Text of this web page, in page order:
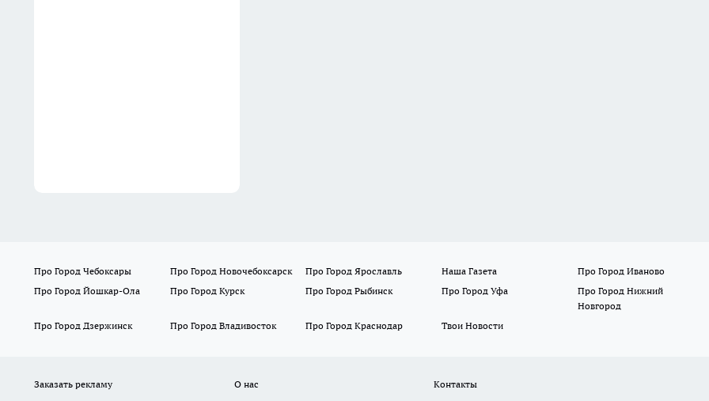
Про Город Чебоксары Про Город Новочебоксарск Про Город Ярославль Наша Газета
Про Город Иваново
Про Город Йошкар-Ола
Про Город Курск Про Город Рыбинск Про Город Уфа
Про Город Нижний
Новгород
Про Город Дзержинск
Про Город Владивосток Про Город Краснодар Твои Новости
Заказать рекламу О нас
Контакты